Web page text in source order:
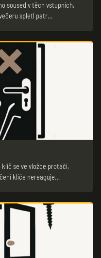
soused v těch vstupních,
spletl patr…
se ve vložce protáčí,
klíče nereaguje…